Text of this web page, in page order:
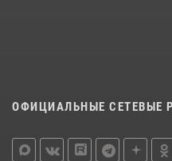
ОФИЦИАЛЬНЫЕ СЕТЕВЫЕ